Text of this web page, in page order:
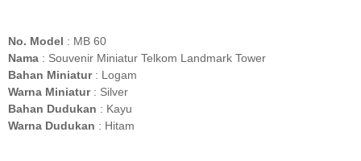
No. Model : MB 60
Nama : Souvenir Miniatur Telkom Landmark Tower
Bahan Miniatur : Logam
Warna Miniatur : Silver
Bahan Dudukan : Kayu
Warna Dudukan : Hitam